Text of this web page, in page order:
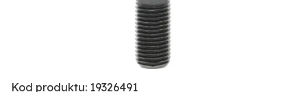
Kod produktu: 19326491